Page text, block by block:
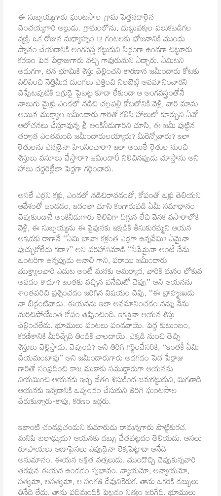
ఈ సుబ్బయ్యగారు ఘంటసాల గ్రామ పెత్తనదారైన
చెంచయ్యగారి అల్లుడు. గ్రామంలోను, చుట్టుపక్కల పలుకబడిగల
వ్యక్తి. ఒక రోజున మధ్యాహ్నం 12 గంటలకు భోజనానికి ముందు
స్నానం చేయడానికి అంగవస్త్ర కట్టుకుని సిద్ధంగా ఉండగా చిట్టూరు
కరణం పెద పేర్రాజుగారు వచ్చి గావురుమని ఏడ్చారు. ఏమిటని
అడుగగా, తన భూమికి శిస్తు చెల్లించని కారణాన జమీందారు కోటకు
పిలిపించి నెత్తిమీద దుంగలు ఎత్తించి నిలబెట్టి అవమానించారని
చెప్పేటప్పటికి ఉగ్రుడై పైబట్ట కూడా లేకుండా ఆ అంగవస్త్రంతోనే
నాలుగు మైళ్లు ఎండలో నడిచి చల్లపల్లి కోటలోనికి వెళ్లి, వారి మామ
అయిన ముక్త్యాల జమీందారు గారితో కలిసి హాలులో కూర్చుని ఏవో
ఆలోచనలు చేస్తూవున్న శ్రీ అంకినీడుగారిని చూసి, ఈ జమీ పుట్టిన
తర్వాత ఎంతమంది జమీందారులయ్యారు? మీరెన్నోవారు? ఇలా
రైతులను ఎన్నడైనా హింసించారా? ఇలా అయితే రైతుల నుంచి
శిస్తులు వసూలు చేస్తారా? జమీందారీ నిలిచినప్పుడు చూస్తాను అని
హాలు దద్దరిల్లేలా పెద్దగా గర్జించారు.
అసలే ఎర్రని కళ్లు, ఎండలో నడిచిరావడంతో, కోపంతో ఒళ్లు తెలియని
ఆవేశంతో ఉండడం, ఇదంతా చూసి కంగారుపడి ఏమీ సమాధానం
చెప్పకుండానే అంకినీడుగారు తెలివిగా దిగ్గున లేచి వెనక వసారాలోకి
వెళ్లి, ఈ సుబ్బయ్యను ఈ వైపునకు ఇక్కడికి తీసుకురమ్మని ఆయన
అక్కడకు రాగానే ‘‘ఏమి బావా! కళ్లంత ఎర్రగా ఉన్నవేమి? ఏమైనా
పుచ్చుకోలేదు కదా?’’ అని పరిహాసమాడి ‘‘నీవేమైనా అంటే నేను
ఒంటరిగా ఉన్నప్పుడు అనాలి గాని, పరాయి జమీందారు
ముక్త్యాలవారి ఎదుట అంటే మనకు అమర్యాద, వారికి మనం లోకువ
అవడం కాదూ? ఇంతకు వచ్చిన పనేమిటో చెప్పు’’ అని ఆయనను
శాంతపరిచి ప్రశ్నించడం జరిగిన విషయం చెప్పి, ‘‘ఈ బ్రాహ్మణుడు
నా బిడ్డంటివాడు. ఈయనను ఇలా అవమానించడం నన్ను నేను
మరిచిపోయేంత కోపం తెప్పించింది. ఇకనైనా ఆయన శిస్తు
చెల్లించలేడు. భూములు పంటలు పండవాయె. పెద్ద కుటుంబం,
కరణీకానికి మీరిచ్చేది తిండికి చాలదాయె. ఎక్కడి నుంచి తెచ్చి
శిస్తులు చెల్లిస్తాడు, చెప్పండి? అని తిరిగి గర్జించేసరికి, ‘‘ఇంతకీ ఏమి
చేయమంటావు’’ అని జమీందారుగారు అడగడం పెద పేర్రాజు
గారితో సంప్రదించి కాజ ముఠాకు సముద్దారుగా ఆయనను
నియమించి ఆయనకు ఇచ్చే జీతం శిస్తుకింద జమకట్టుకుని, మిగతాది
ఆయనకు ఇవ్వడానికి ఒప్పందం చేసుకుని తిరిగి ఘంటసాల
చేరుకున్నారు-కాపు, కరణం ఇద్దరు.
ఇలాంటి చండప్రచండుని కుమారుడు రామన్నగారు పొట్టికురచ.
మనిషి బలాఢ్యుడు? ఆయనకు డబ్బు చేతపట్టడం తెలియదు. అసలు
రూపాయలు అణాపైసలు ఎప్పుడైనా లెక్కపెట్టాడా అనేది
అనుమానం. ఈయన ఆశ్రిత వత్సలుడు. ముందొచ్చి చెప్పుకున్నవారి
తరపున ఈయన ఉండడం స్వభావం. న్యాయమో, అన్యాయమో,
సత్యమో, అసత్యమో, ఆ సంగతి దేవునికెరుక. తాను ఒకరికి డబ్బులు